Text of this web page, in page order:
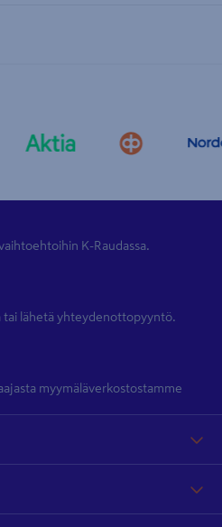
K-Raudassa.
tai lähetä yhteydenottopyyntö.
myymäläverkostostamme